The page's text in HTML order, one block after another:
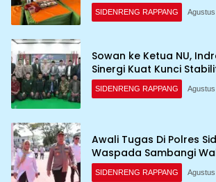
SIDENRENG RAPPANG
Sowan ke Ketua NU,
Sinergi Kuat Kunci
SIDENRENG RAPPANG
Awali Tugas Di Polres
Waspada Sambangi
SIDENRENG RAPPANG